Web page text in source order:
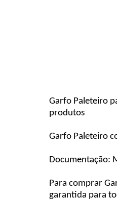
Garfo Paleteiro
produtos
Garfo Paleteiro
Documentação:
Para comprar
garantida para